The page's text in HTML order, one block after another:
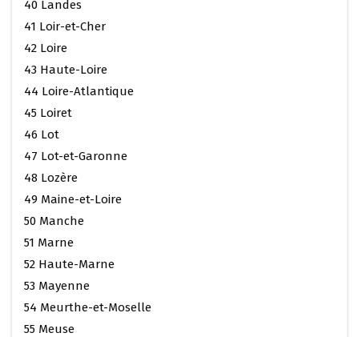
40 Landes
41 Loir-et-Cher
42 Loire
43 Haute-Loire
44 Loire-Atlantique
45 Loiret
46 Lot
47 Lot-et-Garonne
48 Lozère
49 Maine-et-Loire
50 Manche
51 Marne
52 Haute-Marne
53 Mayenne
54 Meurthe-et-Moselle
55 Meuse